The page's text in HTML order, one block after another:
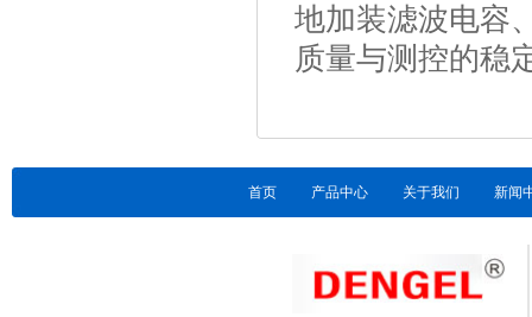
地加装滤波电容
质量与测控的稳
首页 产品中心 关于我们 新闻